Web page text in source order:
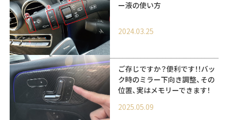
ー液の使い方
2024.03.25
ご存じですか？便利です！！バッ
ク時のミラー下向き調整、その
位置、実はメモリーできます！
2025.05.09